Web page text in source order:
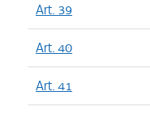
Art. 39
Art. 40
Art. 41